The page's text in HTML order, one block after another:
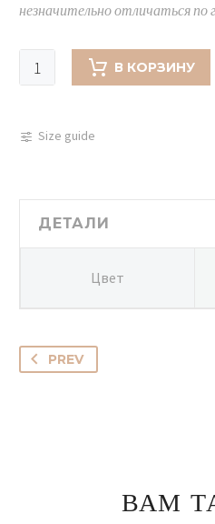
незначительно отличаться по
Количество
товара
из
502
В КОРЗИНУ
Size guide
ДЕТАЛИ
Цвет
PREV
ВАМ